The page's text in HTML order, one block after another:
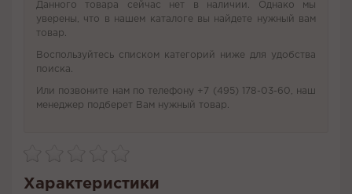
Данного товара сейчас нет в наличии. Однако мы
уверены, что в нашем каталоге вы найдете нужный вам
товар.
Воспользуйтесь списком категорий ниже для удобства
поиска.
Или позвоните нам по телефону +7 (495) 178-03-60, наш
менеджер подберет Вам нужный товар.
Характеристики